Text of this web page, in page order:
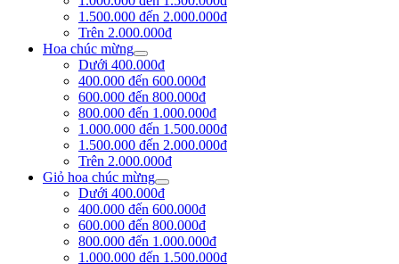
1.500.000 đến 2.000.000đ
Trên 2.000.000đ
Hoa chúc mừng
Dưới 400.000đ
400.000 đến 600.000đ
600.000 đến 800.000đ
800.000 đến 1.000.000đ
1.000.000 đến 1.500.000đ
1.500.000 đến 2.000.000đ
Trên 2.000.000đ
Giỏ hoa chúc mừng
Dưới 400.000đ
400.000 đến 600.000đ
600.000 đến 800.000đ
800.000 đến 1.000.000đ
1.000.000 đến 1.500.000đ